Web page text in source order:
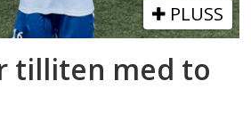
PLUSS
tilliten med to